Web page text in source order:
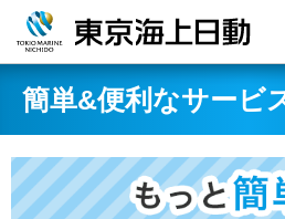
簡単&便利なサービ